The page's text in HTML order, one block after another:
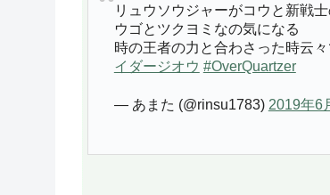
リュウソウジャーがコウと新戦
ウゴとツクヨミなの気になる
時の王者の力と合わさった時云
イダージオウ #OverQuartzer
— あまた (@rinsu1783) 2019年6